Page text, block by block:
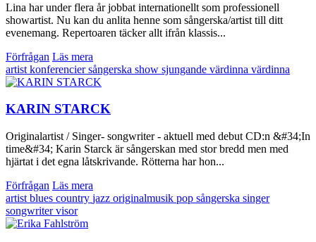
Lina har under flera år jobbat internationellt som professionell
showartist. Nu kan du anlita henne som sångerska/artist till ditt
evenemang. Repertoaren täcker allt ifrån klassis...
Förfrågan Läs mera
artist konferenciersångerska show sjungande värdinna värdinna
KARIN STARCK
Originalartist / Singer- songwriter - aktuell med debut CD:n &#34;In
time&#34; Karin Starck är sångerskan med stor bredd men med
hjärtat i det egna låtskrivande. Rötterna har hon...
Förfrågan Läs mera
artist blues country jazz originalmusik pop sångerska singer
songwritervisor